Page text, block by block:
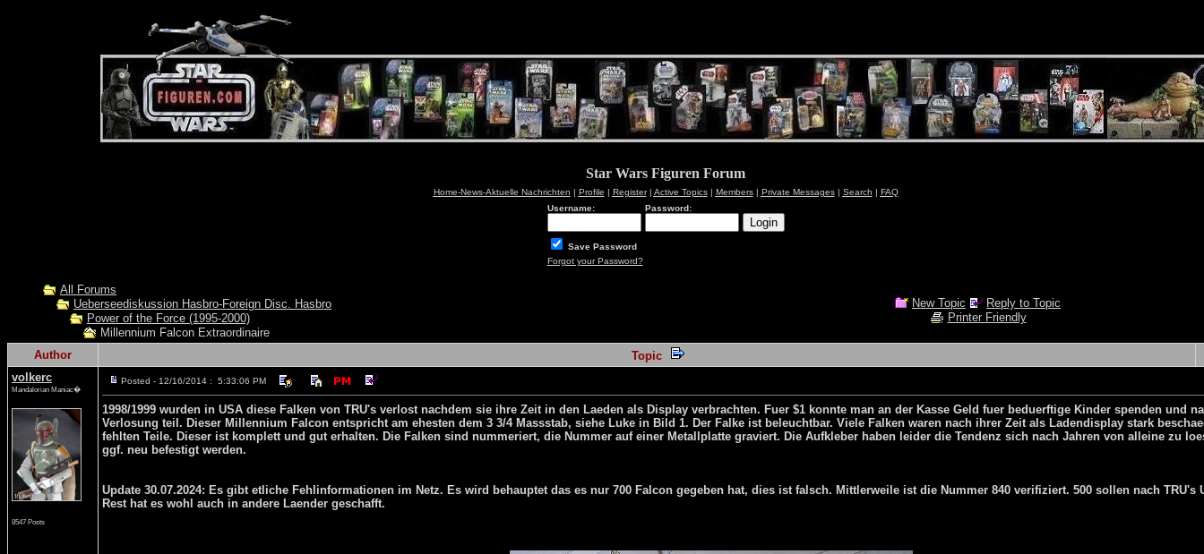
Star Wars Figuren Forum
Home-News-Aktuelle Nachrichten | Profile | Register| Active Topics| Members| Private Messages| Search | FAQ
Username:
Password:
Save Password
Forgot your Password?
All Forums
Ueberseediskussion Hasbro-Foreign Disc. Hasbro
Power of the Force (1995-2000)
Millennium Falcon Extraordinaire
New Topic
Reply to Topic
Printer Friendly
Author
Topic
volkerc
Mandalorian Maniac�
8547 Posts
Posted - 12/16/2014 : 5:33:06 PM
1998/1999 wurden in USA diese Falken von TRU's verlost nachdem sie ihre Zeit in den Laeden als Display verbrachten. Fuer $1 konnte man an der Kasse Geld fuer beduerftige Kinder spenden und
Verlosung teil. Dieser Millennium Falcon entspricht am ehesten dem 3 3/4 Massstab, siehe Luke in Bild 1. Der Falke ist beleuchtbar. Viele Falken waren nach ihrer Zeit als Ladendisplay stark
fehlten Teile. Dieser ist komplett und gut erhalten. Die Falken sind nummeriert, die Nummer auf einer Metallplatte graviert. Die Aufkleber haben leider die Tendenz sich nach Jahren von alleine zu
ggf. neu befestigt werden.
Update 30.07.2024: Es gibt etliche Fehlinformationen im Netz. Es wird behauptet das es nur 700 Falcon gegeben hat, dies ist falsch. Mittlerweile ist die Nummer 840 verifiziert. 500 sollen nach TRU's
Rest hat es wohl auch in andere Laender geschafft.